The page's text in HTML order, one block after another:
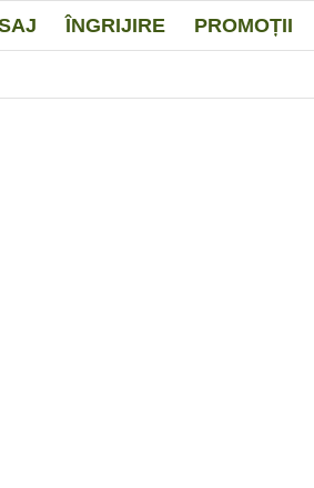
ÎNGRIJIRE PROMOȚII